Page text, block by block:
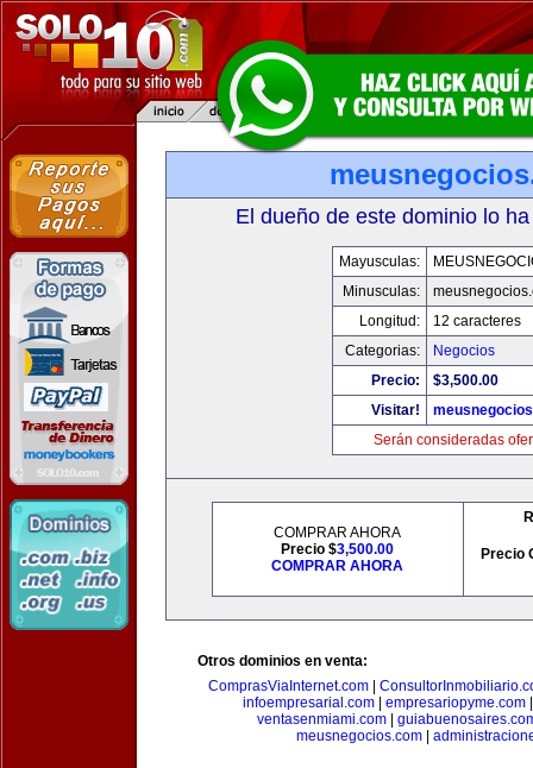
El dueño de este dominio lo
Mayusculas:
Minusculas:
Longitud:
12 caracteres
Categorias:
Negocios
Precio:
$3,500.00
Visitar!
Serán consideradas
COMPRAR AHORA
Precio $3,500.00
COMPRAR AHORA
Precio
Otros dominios en venta:
ComprasViaInternet.com
infoempresarial.com| empresariopyme.com
ventasenmiami.com|
meusnegocios.com|